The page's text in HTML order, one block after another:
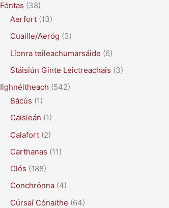
Fóntas (38)
Aerfort (13)
Cuaille/Aeróg (3)
Líonra teileachumarsáide (6)
Stáisiún Ginte Leictreachais (3)
Ilghnéitheach (542)
Bácús (1)
Caisleán (1)
Calafort (2)
Carthanas (11)
Clós (188)
Conchrónna (4)
Cúrsaí Cónaithe (64)